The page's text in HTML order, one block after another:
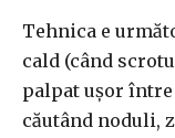
Tehnica e
cald (când
palpat ușor între
căutând noduli,